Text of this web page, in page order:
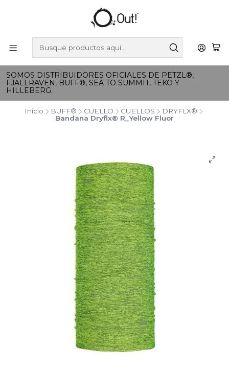
SOMOS DISTRIBUIDORES OFICIALES DE PETZL®,
FJALLRAVEN, BUFF®, SEA TO SUMMIT, TEKO Y
HILLEBERG.
Inicio BUFF® CUELLO CUELLOS
DRYFLX®
Bandana Dryflx® R_Yellow Fluor